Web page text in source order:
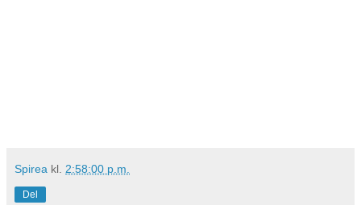
Spirea kl. 2:58:00 p.m.
Del